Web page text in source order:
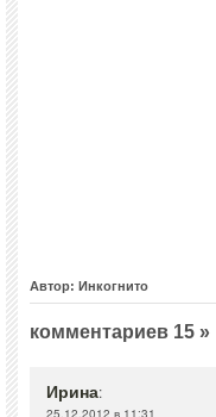
Автор: Инкогнито
комментариев 15 »
Ирина:
25.12.2012 в 11:31